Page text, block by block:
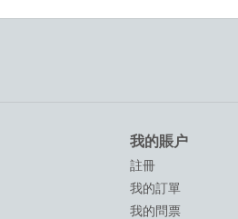
我的賬户
註冊
我的訂單
我的問票